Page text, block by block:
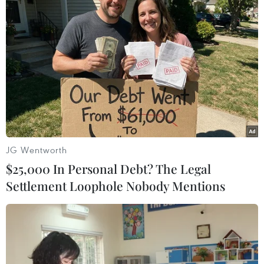
Vẻ đẹp lãng mạn của đồi
Vọng Cảnh tại thành phố
Huế
08/08/2026 07:09
Bản Lồng - nơi văn hóa
Mông hòa nhịp cùng du
lịch cộng đồng giữa cổng
trời Pha Đin
07/08/2026 08:31
Khám phá Hòn Khô - điểm
đến không thể bỏ lỡ khi
đến Quy Nhơn Đông
07/08/2026 07:46
Hàn Quốc đầu tư xây
“Thung lũng K-Vietnam”
gắn với hậu duệ dòng họ
Lý
07/08/2026 06:30
JG Wentworth
$25,000 In Personal Debt? The Legal
Settlement Loophole Nobody Mentions